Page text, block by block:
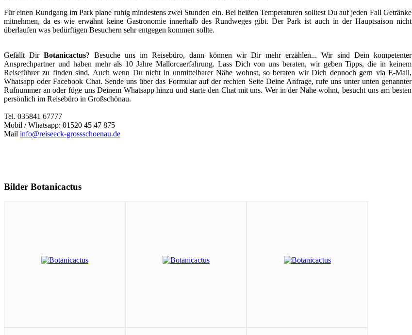
Für einen Rundgang im Park plane ruhig mindestens zwei Stunden ein. Bei heißen Temperaturen solltest Du auf jeden Fall Getränke
mitnehmen, da es wie erwähnt keine Gastronomie innerhalb des Rundweges gibt. Der Park ist auch in der Hauptsaison nicht
überlaufen was bedürftigen Besuchern sehr entgegen kommen sollte.
Gefällt DirBotanicactus? Besuche uns im Reisebüro, dann können wir Dir mehr erzählen... Wir sind Dein kompetenter
Ansprechpartner und haben mehr als 10 Jahre Mallorcaerfahrung. Lass Dich von uns beraten, wir geben Tipps, die in keinem
Reiseführer zu finden sind. Auch wenn Du nicht in unmittelbarer Nähe wohnst, so beraten wir Dich dennoch gern via E-Mail,
Whatsapp oder Facebook Chat. Sende uns über das Formular auf der rechten Seite Deine Anfrage, rufe uns unter unten genannter
Rufnummer an oder füge uns Deinem Whatsapp hinzu und starte den Chat mit uns. Wer in der Nähe wohnt, besucht uns am besten
persönlich im Reisebüro in Großschönau.
Tel. 035841 67777
Mobil / Whatsapp: 01520 45 47 875
Mail info@reiseeck-grossschoenau.de
Bilder Botanicactus